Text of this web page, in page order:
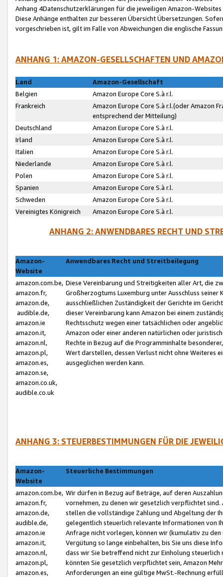
Anhang 4Datenschutzerklärungen für die jeweiligen Amazon-Websites
Diese Anhänge enthalten zur besseren Übersicht Übersetzungen.
vorgeschrieben ist, gilt im Falle von Abweichungen die englische
ANHANG 1: AMAZON-GESELLSCHAFTEN UND
Land
Amazon-Gesellschaft
Belgien
Amazon Europe Core S.à r.l.
Frankreich
Amazon Europe Core S.à r.l.(oder Amazon
entsprechend der Mitteilung)
Deutschland
Amazon Europe Core S.à r.l.
Irland
Amazon Europe Core S.à r.l.
Italien
Amazon Europe Core S.à r.l.
Niederlande
Amazon Europe Core S.à r.l.
Polen
Amazon Europe Core S.à r.l.
Spanien
Amazon Europe Core S.à r.l.
Schweden
Amazon Europe Core S.à r.l.
Vereinigtes Königreich
Amazon Europe Core S.à r.l.
ANHANG 2: ANWENDBARES RECHT UND
Amazon-
Website
Anwendbares Recht und Streitbeilegung
amazon.com.be,
amazon.fr,
amazon.de,
audible.de,
amazon.ie
amazon.it,
amazon.nl,
amazon.pl,
amazon.es,
amazon.se,
amazon.co.uk,
audible.co.uk
Diese Vereinbarung und Streitigkeiten aller Art, die
Großherzogtums Luxemburg unter Ausschluss
ausschließlichen Zuständigkeit der Gerichte im
dieser Vereinbarung kann Amazon bei einem
Rechtsschutz wegen einer tatsächlichen oder
Amazon oder einer anderen natürlichen oder
Rechte in Bezug auf die Programminhalte
Wert darstellen, dessen Verlust nicht ohne Weiteres
ausgeglichen werden kann.
ANHANG 3: STEUERBESTIMMUNGEN FÜR DIE
Amazon-
Website
Steuerliche Bestimmungen
amazon.com.be,
amazon.fr,
amazon.de,
audible.de,
amazon.ie
amazon.it,
amazon.nl,
amazon.pl,
amazon.es,
Wir dürfen in Bezug auf Beträge, auf deren
vornehmen, zu denen wir gesetzlich verpflichtet
stellen die vollständige Zahlung und Abgeltung der
gelegentlich steuerlich relevante Informationen von
Anfrage nicht vorlegen, können wir (kumulativ zu
Vergütung so lange einbehalten, bis Sie uns diese
dass wir Sie betreffend nicht zur Einholung
könnten Sie gesetzlich verpflichtet sein, Amazon
Anforderungen an eine gültige MwSt.-Rechnung